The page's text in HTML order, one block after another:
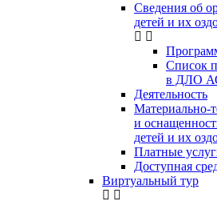
Сведения об
детей и их
Список
в ДЛО
Деятельность
Материально-
и
детей и их
Платные
Доступная
Виртуальный тур